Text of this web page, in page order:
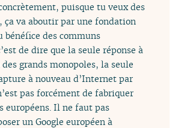
puisque tu veux des
ça va aboutir par une fondation
bénéfice des communs
de dire que la seule réponse à
grands monopoles, la seule
à nouveau d’Internet par
pas forcément de fabriquer
européens. Il ne faut pas
un Google européen à